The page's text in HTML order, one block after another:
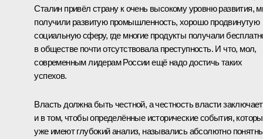
Сталин привёл страну к очень высокому уровню развития,
получили развитую промышленность, хорошо продвинутую
социальную сферу, где многие продукты получали
в обществе почти отсутствовала преступность. И что, мол,
современным лидерам России ещё надо достичь таких
успехов.
Власть должна быть честной, а честность власти
и в том, чтобы определённые исторические события,
уже имеют глубокий анализ, назывались абсолютно